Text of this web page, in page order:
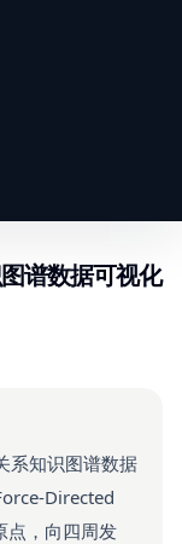
谱数据可视化
系知识图谱数据
Directed
点，向四周发